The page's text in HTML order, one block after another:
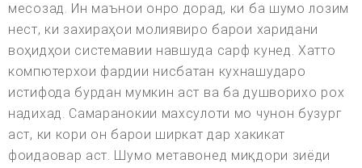
месозад. Ин маънои онро дорад, ки ба шумо лозим
нест, ки захираҳои молиявиро барои харидани
воҳидҳои системавии навшуда сарф кунед. Хатто
компютерхои фардии нисбатан кухнашударо
истифода бурдан мумкин аст ва ба душворихо рох
надихад. Самаранокии махсулоти мо чунон бузург
аст, ки кори он барои ширкат дар хакикат
фоидаовар аст. Шумо метавонед миқдори зиёди